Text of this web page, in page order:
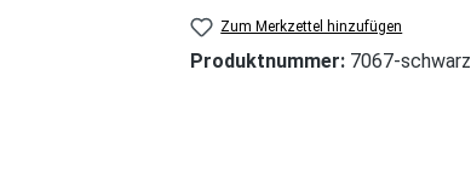
Zum Merkzettel hinzufügen
Produktnummer: 7067-schwarz